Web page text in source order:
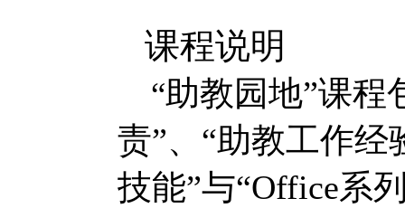
课程说明
“助教园地”课程
责”、“助教工作经
技能”与“Office系